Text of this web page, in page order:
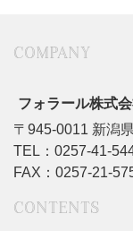
COMPANY
フォラール株式
〒945-0011 新潟
TEL：0257-41-
FAX：0257-21-
CONTENTS